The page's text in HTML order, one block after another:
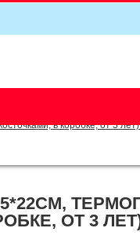
в коробке, от 3
ОТ 3